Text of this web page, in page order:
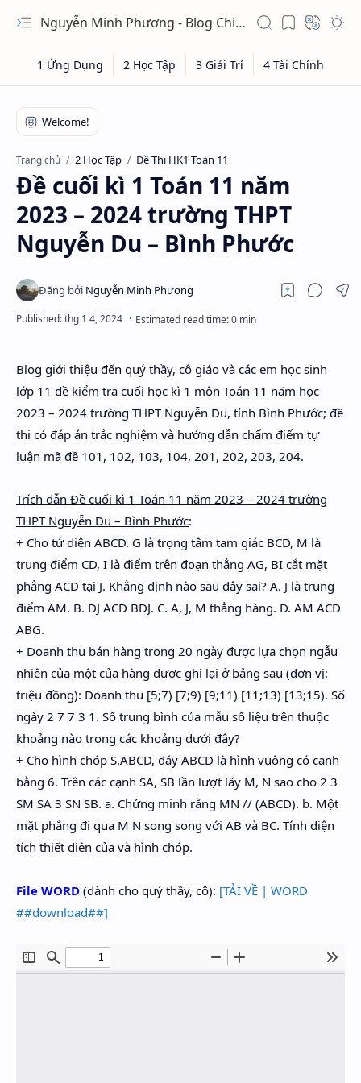
Nguyễn Minh Phương - Blog Chia sẻ Kiến thức Chứng khoán & Tài liệu Toán học
Hidden Menu
Hidden Menu
Trang chủ 2 Học Tập Đề Thi HK1 Toán 11
Đề cuối kì 1 Toán 11 năm
2023 – 2024 trường THPT
Nguyễn Du – Bình Phước
Blog giới thiệu đến quý thầy, cô giáo và các em học sinh
lớp 11 đề kiểm tra cuối học kì 1 môn Toán 11 năm học
2023 – 2024 trường THPT Nguyễn Du, tỉnh Bình Phước; đề
thi có đáp án trắc nghiệm và hướng dẫn chấm điểm tự
luận mã đề 101, 102, 103, 104, 201, 202, 203, 204.
Trích dẫn Đề cuối kì 1 Toán 11 năm 2023 – 2024 trường
THPT Nguyễn Du – Bình Phước:
+ Cho tứ diện ABCD. G là trọng tâm tam giác BCD, M là
trung điểm CD, I là điểm trên đoạn thẳng AG, BI cắt mặt
phẳng ACD tại J. Khẳng định nào sau đây sai? A. J là trung
điểm AM. B. DJ ACD BDJ. C. A, J, M thẳng hàng. D. AM ACD
ABG.
+ Doanh thu bán hàng trong 20 ngày được lựa chọn ngẫu
nhiên của một của hàng được ghi lại ở bảng sau (đơn vị:
triệu đồng): Doanh thu [5;7) [7;9) [9;11) [11;13) [13;15). Số
ngày 2 7 7 3 1. Số trung bình của mẫu số liệu trên thuộc
khoảng nào trong các khoảng dưới đây?
+ Cho hình chóp S.ABCD, đáy ABCD là hình vuông có cạnh
bằng 6. Trên các cạnh SA, SB lần lượt lấy M, N sao cho 2 3
SM SA 3 SN SB. a. Chứng minh rằng MN // (ABCD). b. Một
mặt phẳng đi qua M N song song với AB và BC. Tính diện
tích thiết diện của và hình chóp.
File WORD (dành cho quý thầy, cô): [TẢI VỀ | WORD
##download##]